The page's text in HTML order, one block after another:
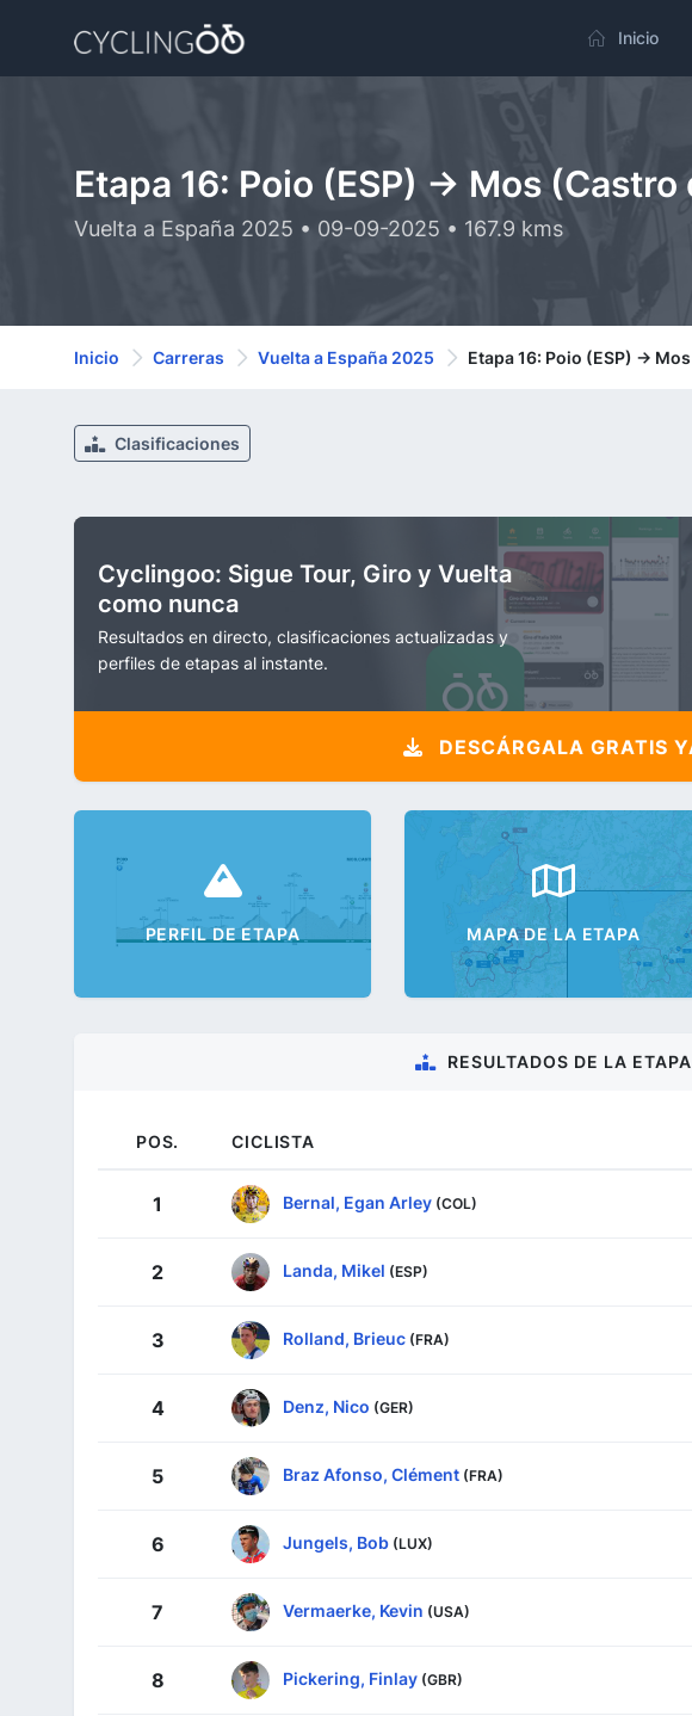
Inicio
Etapa 16: Poio (ESP) -> Mos
Vuelta a España 2025 • 09-09-2025 • 167.9 kms
Inicio Carreras Vuelta a España 2025 Etapa 16: Poio (ESP) ->
Clasificaciones
Cyclingoo: Sigue Tour, Giro y Vuelta
como nunca
Resultados en directo, clasificaciones actualizadas y
perfiles de etapas al instante.
DESCÁRGALA GRATIS
PERFIL DE ETAPA MAPA DE LA ETAPA
RESULTADOS DE LA ETAPA
POS. CICLISTA
1 Bernal, Egan Arley (COL)
2 Landa, Mikel (ESP)
3 Rolland, Brieuc (FRA)
4 Denz, Nico (GER)
5 Braz Afonso, Clément (FRA)
6 Jungels, Bob (LUX)
7 Vermaerke, Kevin (USA)
8 Pickering, Finlay (GBR)